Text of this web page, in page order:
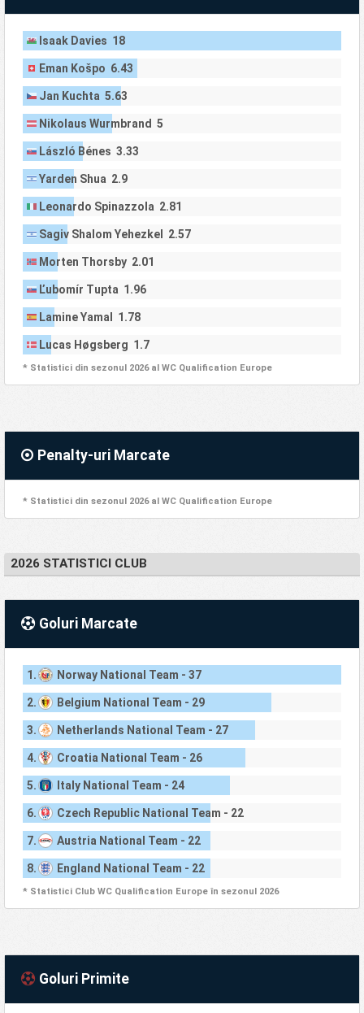
Isaak Davies 18
Eman Košpo 6.43
Jan Kuchta 5.63
Nikolaus Wurmbrand 5
László Bénes 3.33
Yarden Shua 2.9
Leonardo Spinazzola 2.81
Sagiv Shalom Yehezkel 2.57
Morten Thorsby 2.01
Ľubomír Tupta 1.96
Lamine Yamal 1.78
Lucas Høgsberg 1.7
* Statistici din sezonul 2026 al WC Qualification Europe
Penalty-uri Marcate
* Statistici din sezonul 2026 al WC Qualification Europe
2026 STATISTICI CLUB
Goluri Marcate
1. Norway National Team - 37
2. Belgium National Team - 29
3. Netherlands National Team - 27
4. Croatia National Team - 26
5. Italy National Team - 24
6. Czech Republic National Team - 22
7. Austria National Team - 22
8. England National Team - 22
* Statistici Club WC Qualification Europe în sezonul 2026
Goluri Primite